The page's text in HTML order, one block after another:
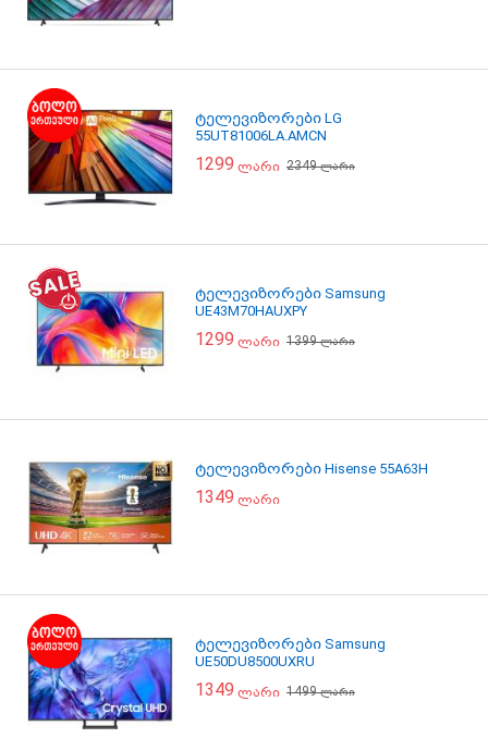
ტელევიზორები LG
55UT81006LA.AMCN
1299 ლარი 2349ლარი
ტელევიზორები Samsung
UE43M70HAUXPY
1299 ლარი 1399ლარი
ტელევიზორები Hisense 55A63H
1349 ლარი
ტელევიზორები Samsung
UE50DU8500UXRU
1349 ლარი 1499ლარი